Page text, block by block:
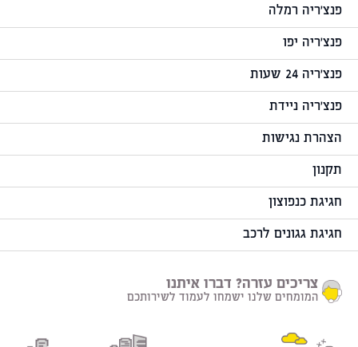
פנצ'ריה רמלה
פנצ'ריה יפו
פנצ'ריה 24 שעות
פנצ'ריה ניידת
הצהרת נגישות
תקנון
חגיגת כנפוצון
חגיגת גגונים לרכב
צריכים עזרה? דברו איתנו
המומחים שלנו ישמחו לעמוד לשירותכם